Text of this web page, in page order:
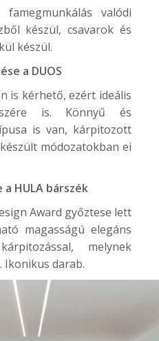
valódi
készül, csavarok és
készül.
a DUOS
is kérhető, ezért ideális
is. Könnyű és
is van, kárpitozott
módozatokban ei
a HULA bárszék
Award győztese lett
magasságú elegáns
melynek
darab.